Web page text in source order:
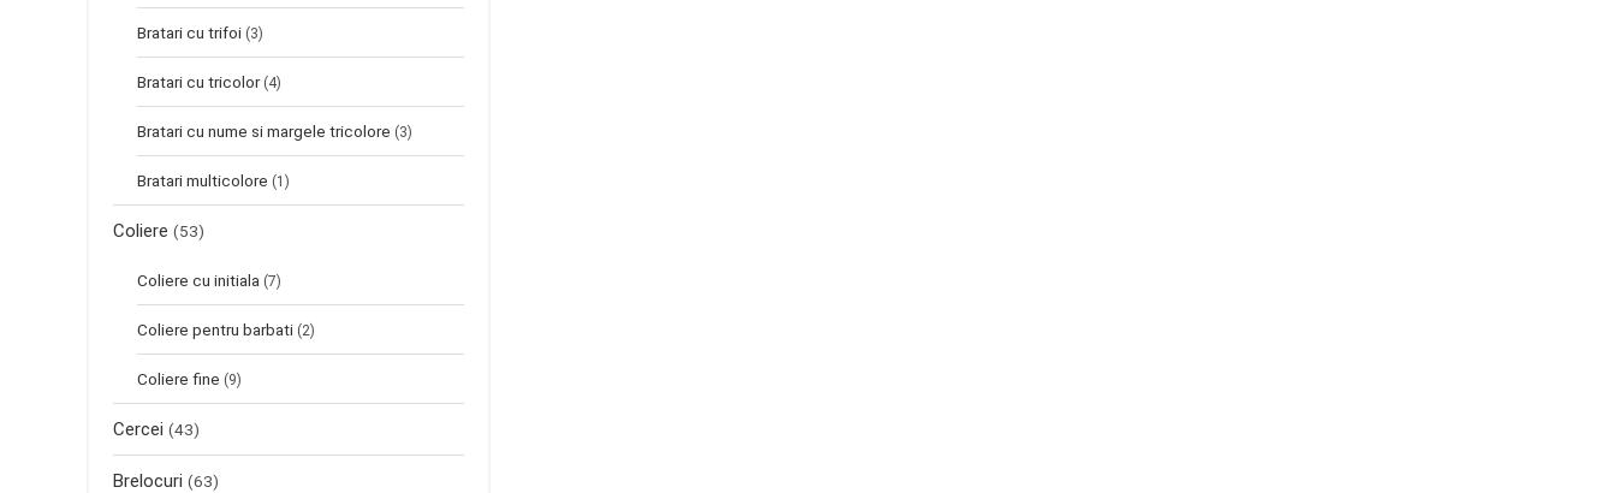
Bratari cu trifoi (3)
Bratari cu tricolor (4)
Bratari cu nume si margele tricolore (3)
Bratari multicolore (1)
Coliere (53)
Coliere cu initiala (7)
Coliere pentru barbati (2)
Coliere fine (9)
Cercei (43)
Brelocuri (63)